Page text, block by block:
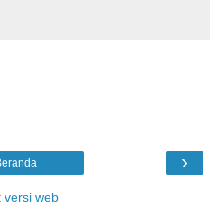
›
versi web